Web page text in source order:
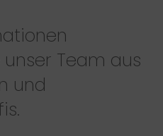
Team aus
und